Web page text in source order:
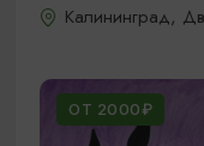
Калининград,
ОТ 2000₽